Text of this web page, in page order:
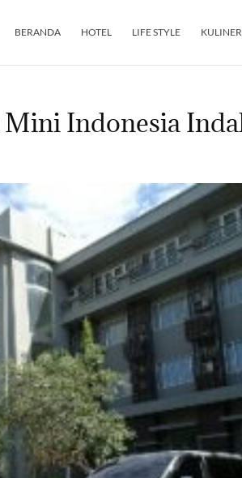
BERANDA HOTEL LIFE STYLE KULINER
Indonesia